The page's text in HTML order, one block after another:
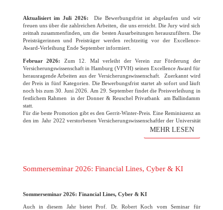
Aktualisiert im Juli 2026:
Die Bewerbungsfrist ist abgelaufen und wir
freuen uns über die zahlreichen Arbeiten, die uns erreicht. Die Jury wird sich
zeitnah zusammenfinden, um die besten Ausarbeitungen herauszufiltern. Die
Preisträgerinnen und Preisträger werden rechtzeitig vor der Excellence-
Award-Verleihung Ende September informiert.
Februar 2026: Zum 12. Mal verleiht der Verein zur Förderung der
Versicherungswissenschaft in Hamburg (VFVH) seinen Excellence Award für
herausragende Arbeiten aus der Versicherungswissenschaft. Zuerkannt wird
der Preis in fünf Kategorien. Die Bewerbungsfrist startet ab sofort und läuft
noch bis zum 30. Juni 2026. Am 29. September findet die Preisverleihung in
festlichem Rahmen in der Donner & Reuschel Privatbank am Ballindamm
statt.
Für die beste Promotion gibt es den Gerrit-Winter-Preis. Eine Reminiszenz an
den im Jahr 2022 verstorbenen Versicherungswissenschaftler der Universität
Hamburg. Der Verein freut sich wie immer auf die zahlreichen
MEHR LESEN
Sommerseminar 2026: Financial Lines, Cyber & KI
Sommerseminar 2026: Financial Lines, Cyber & KI
Auch in diesem Jahr bietet Prof. Dr. Robert Koch vom Seminar für